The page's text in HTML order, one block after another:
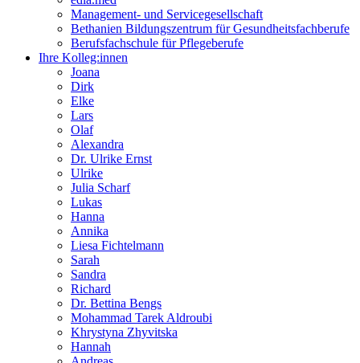
Management- und Servicegesellschaft
Bethanien Bildungszentrum für Gesundheitsfachberufe
Berufsfachschule für Pflegeberufe
Ihre Kolleg:innen
Joana
Dirk
Elke
Lars
Olaf
Alexandra
Dr. Ulrike Ernst
Ulrike
Julia Scharf
Lukas
Hanna
Annika
Liesa Fichtelmann
Sarah
Sandra
Richard
Dr. Bettina Bengs
Mohammad Tarek Aldroubi
Khrystyna Zhyvitska
Hannah